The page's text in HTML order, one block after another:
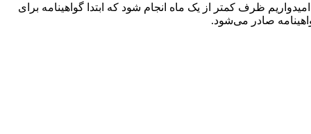
ظرف کمتر از یک ماه انجام شود که ابتدا گواهینامه برای
صادر می‌شود.